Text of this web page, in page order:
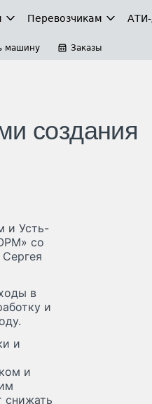
Перевозчикам
машину Заказы
создания
и Усть-
со
в
и
и
и
снижать